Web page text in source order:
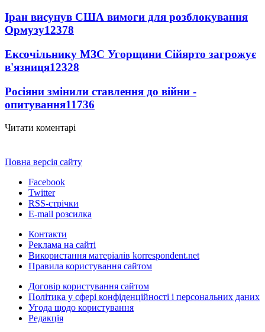
Іран висунув США вимоги для розблокування
Ормузу12378
Ексочільнику МЗС Угорщини Сійярто загрожує
в'язниця12328
Росіяни змінили ставлення до війни -
опитування11736
Читати коментарі
Повна версія сайту
Facebook
Twitter
RSS-стрічки
E-mail розсилка
Контакти
Реклама на сайті
Використання матеріалів korrespondent.net
Правила користування сайтом
Договір користування сайтом
Політика у сфері конфіденційності і персональних даних
Угода щодо користування
Редакція